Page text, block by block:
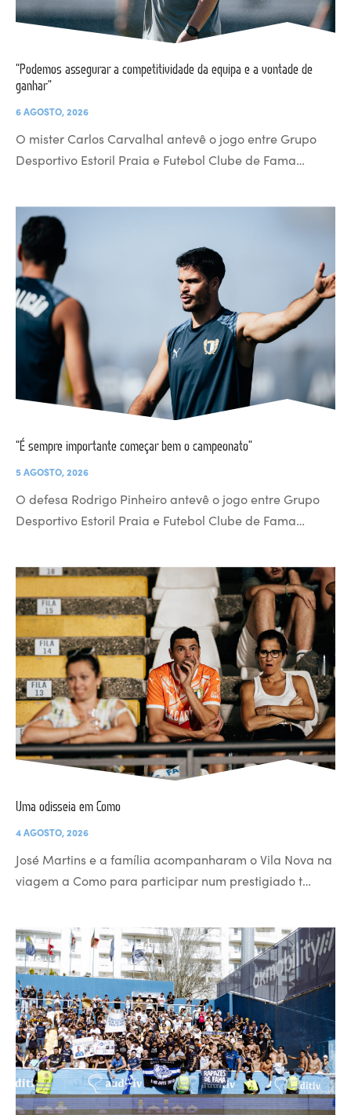
“Podemos assegurar a competitividade da equipa e a vontade de
ganhar”
6 AGOSTO, 2026
O mister Carlos Carvalhal antevê o jogo entre Grupo
Desportivo Estoril Praia e Futebol Clube de Fama…
“É sempre importante começar bem o campeonato”
5 AGOSTO, 2026
O defesa Rodrigo Pinheiro antevê o jogo entre Grupo
Desportivo Estoril Praia e Futebol Clube de Fama…
Uma odisseia em Como
4 AGOSTO, 2026
José Martins e a família acompanharam o Vila Nova na
viagem a Como para participar num prestigiado t…